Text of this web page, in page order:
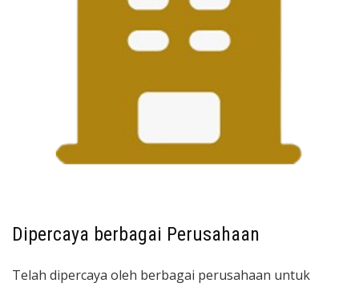
Dipercaya berbagai Perusahaan
Telah dipercaya oleh berbagai perusahaan untuk